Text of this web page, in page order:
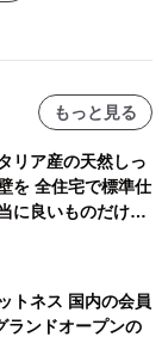
もっと見る
リア産の天然しっ
を 全住宅で標準仕
に良いものだけに
トネス 国内の会員
ランドオープンの